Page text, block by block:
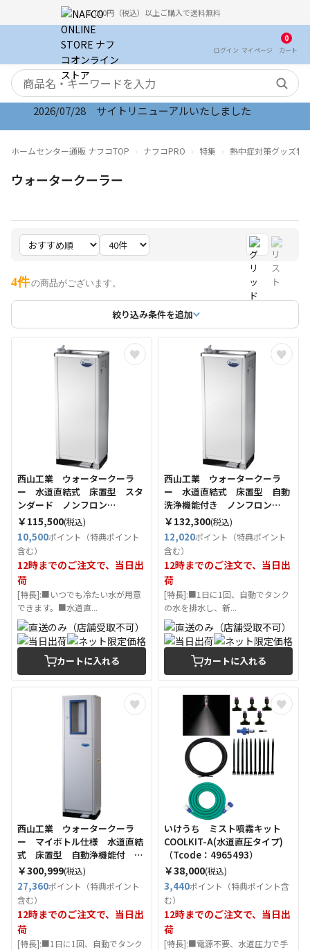
5,000円（税込）以上ご購入で送料無料
ログイン マイ ページ
0
カート
検索キーワード
2026/07/28 サイトリニューアルいたしました
ホームセンター通販 ナフコTOP ナフコPRO 特集 熱中症対策グッズ特
ウォータークーラー
4件の商品がございます。
絞り込み条件を追加
西山工業 ウォータークーラ
ー 水道直結式 床置型 スタ
ンダード ノンフロン
（Tcode：6803671）
￥115,500(税込)
10,500ポイント（特典ポイント
含む）
12時までのご注文で、当日出
荷
[特長]:■いつでも冷たい水が用意
できます。■水道直...
カートに入れる
西山工業 ウォータークーラ
ー 水道直結式 床置型 自動
洗浄機能付き ノンフロン
（Tcode：6803673）
￥132,300(税込)
12,020ポイント（特典ポイント
含む）
12時までのご注文で、当日出
荷
[特長]:■1日に1回、自動でタンク
の水を排水し、新...
カートに入れる
西山工業 ウォータークーラ
ー マイボトル仕様 水道直結
式 床置型 自動浄機能付 冷
水専用 （Tcode：6798662）
￥300,999(税込)
27,360ポイント（特典ポイント
含む）
12時までのご注文で、当日出
荷
[特長]:■1日に1回、自動でタンク
いけうち ミスト噴霧キット
COOLKIT-A(水道直圧タイプ)
（Tcode：4965493）
￥38,000(税込)
3,440ポイント（特典ポイント含
む）
12時までのご注文で、当日出
荷
[特長]:■電源不要、水道圧力で手